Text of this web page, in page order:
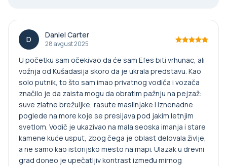
D Daniel Carter
28 avgust 2025
U početku sam očekivao da će sam Efes biti vrhunac, ali
vožnja od Kušadasija skoro da je ukrala predstavu. Kao
solo putnik, to što sam imao privatnog vodiča i vozača
značilo je da zaista mogu da obratim pažnju na pejzaž:
suve zlatne brežuljke, rasute maslinjake i iznenadne
poglede na more koje se presijava pod jakim letnjim
svetlom. Vodič je ukazivao na mala seoska imanja i stare
kamene kuće usput, zbog čega je oblast delovala življe,
a ne samo kao istorijsko mesto na mapi. Ulazak u drevni
grad doneo je upečatljiv kontrast između mirnog